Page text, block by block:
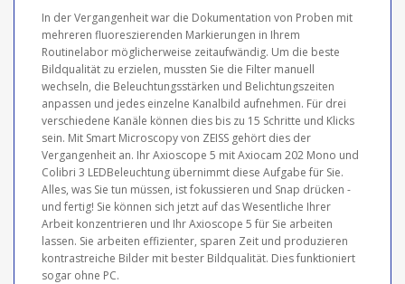
In der Vergangenheit war die Dokumentation von Proben mit
mehreren fluoreszierenden Markierungen in Ihrem
Routinelabor möglicherweise zeitaufwändig. Um die beste
Bildqualität zu erzielen, mussten Sie die Filter manuell
wechseln, die Beleuchtungsstärken und Belichtungszeiten
anpassen und jedes einzelne Kanalbild aufnehmen. Für drei
verschiedene Kanäle können dies bis zu 15 Schritte und Klicks
sein. Mit Smart Microscopy von ZEISS gehört dies der
Vergangenheit an. Ihr Axioscope 5 mit Axiocam 202 Mono und
Colibri 3 LEDBeleuchtung übernimmt diese Aufgabe für Sie.
Alles, was Sie tun müssen, ist fokussieren und Snap drücken -
und fertig! Sie können sich jetzt auf das Wesentliche Ihrer
Arbeit konzentrieren und Ihr Axioscope 5 für Sie arbeiten
lassen. Sie arbeiten effizienter, sparen Zeit und produzieren
kontrastreiche Bilder mit bester Bildqualität. Dies funktioniert
sogar ohne PC.